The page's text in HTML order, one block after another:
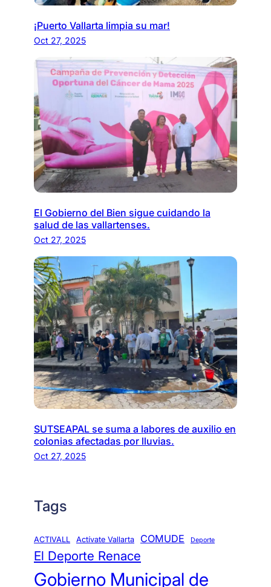
¡Puerto Vallarta limpia su mar!
Oct 27, 2025
El Gobierno del Bien sigue cuidando la
salud de las vallartenses.
Oct 27, 2025
SUTSEAPAL se suma a labores de auxilio en
colonias afectadas por lluvias.
Oct 27, 2025
Tags
ACTIVALL Actívate Vallarta COMUDE Deporte
El Deporte Renace
Gobierno Municipal de